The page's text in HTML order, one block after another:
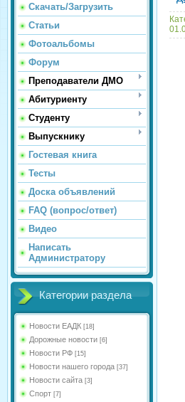
Скачать/Загрузить
Статьи
Фотоальбомы
Форум
Преподаватели ДМО
Абитуриенту
Студенту
Выпускнику
Гостевая книга
Тесты
Доска объявлений
FAQ (вопрос/ответ)
Видео
Написать
Администратору
Категории раздела
Новости ЕАДК [18]
Дорожные новости [6]
Новости РФ [15]
Новости нашего города [37]
Новости сайта [3]
Спорт [7]